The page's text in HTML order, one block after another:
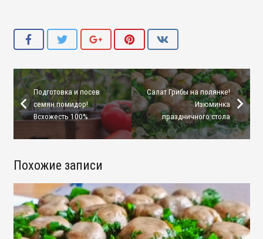
Салат Грибы на полянке!
Изюминка
праздничного стола
Подготовка и посев
семян помидор!
Всхожесть 100%
Похожие записи